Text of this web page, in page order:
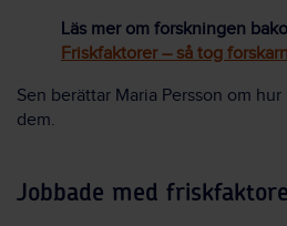
Läs mer om forskningen
Friskfaktorer – så tog
Sen berättar Maria Persson om
dem.
Jobbade med